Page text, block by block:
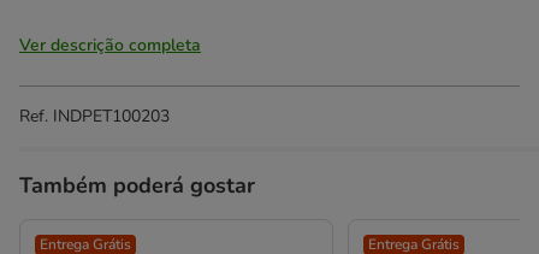
Ver descrição completa
Ref. INDPET100203
Também poderá gostar
Entrega Grátis Entrega Grátis